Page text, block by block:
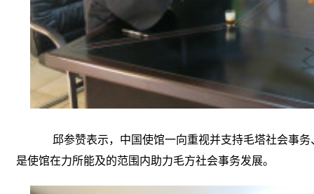
邱参赞表示，中国使馆一向重视并支持毛塔社会事
是使馆在力所能及的范围内助力毛方社会事务发展。